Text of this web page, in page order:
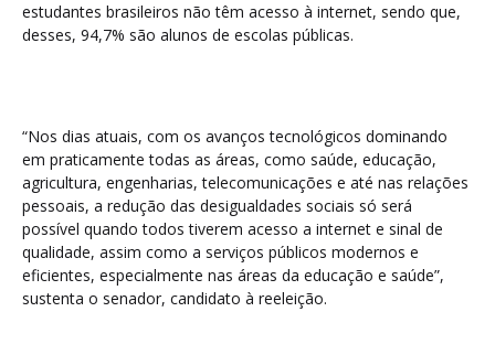
estudantes brasileiros não têm acesso à internet, sendo que,
desses, 94,7% são alunos de escolas públicas.
“Nos dias atuais, com os avanços tecnológicos dominando
em praticamente todas as áreas, como saúde, educação,
agricultura, engenharias, telecomunicações e até nas relações
pessoais, a redução das desigualdades sociais só será
possível quando todos tiverem acesso a internet e sinal de
qualidade, assim como a serviços públicos modernos e
eficientes, especialmente nas áreas da educação e saúde”,
sustenta o senador, candidato à reeleição.